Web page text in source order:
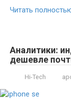
Читать
Аналитики:
дешевле
Hi-Tech